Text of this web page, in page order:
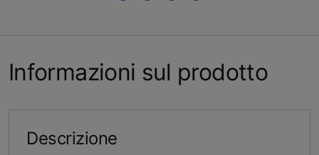
Informazioni sul prodotto
Descrizione